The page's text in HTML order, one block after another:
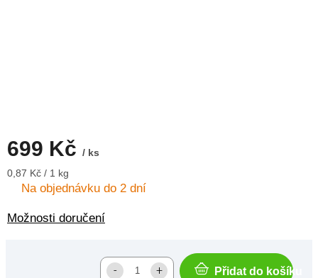
699 Kč / ks
Měrná
cena:
0,87 Kč / 1 kg
Na objednávku do 2 dní
Možnosti doručení
Přidat do košíku